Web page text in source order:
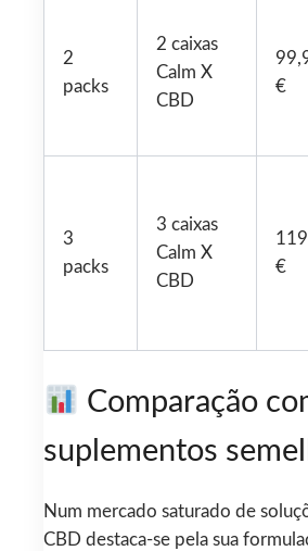
2
packs
2 caixas
Calm X
CBD
€
3
packs
3 caixas
Calm X
CBD
€
Comparação
suplementos
Num mercado saturado de
CBD destaca-se pela sua